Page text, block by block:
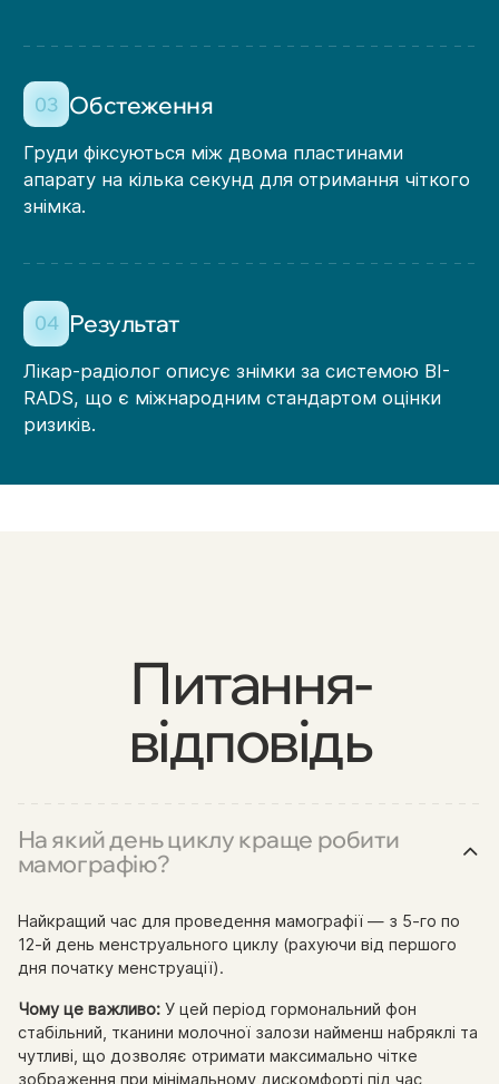
03 Обстеження
Груди фіксуються між двома пластинами
апарату на кілька секунд для отримання чіткого
знімка.
04 Результат
Лікар-радіолог описує знімки за системою BI-
RADS, що є міжнародним стандартом оцінки
ризиків.
Питання-
відповідь
На який день циклу краще робити
мамографію?
Найкращий час для проведення мамографії — з 5-го по
12-й день менструального циклу (рахуючи від першого
дня початку менструації).
Чому це важливо: У цей період гормональний фон
стабільний, тканини молочної залози найменш набряклі та
чутливі, що дозволяє отримати максимально чітке
зображення при мінімальному дискомфорті під час